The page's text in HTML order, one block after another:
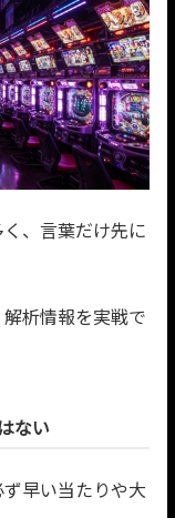
、言葉だけ先に
析情報を実戦で
ない
早い当たりや大